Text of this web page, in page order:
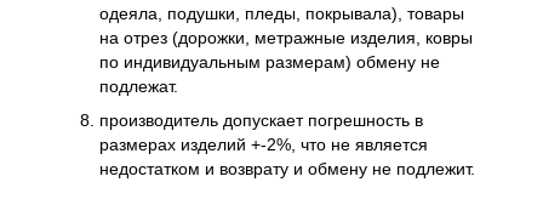
одеяла, подушки, пледы, покрывала), товары
на отрез (дорожки, метражные изделия, ковры
по индивидуальным размерам) обмену не
подлежат.
производитель допускает погрешность в
размерах изделий +-2%, что не является
недостатком и возврату и обмену не подлежит.